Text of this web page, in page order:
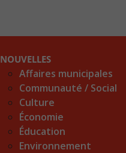
NOUVELLES
Affaires municipales
Communauté / Social
Culture
Économie
Éducation
Environnement